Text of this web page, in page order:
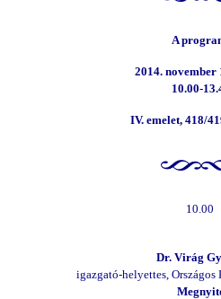
A
2014. november
10.00-
IV. emelet, 418/
10.00
Dr. Virág
igazgató-helyettes,